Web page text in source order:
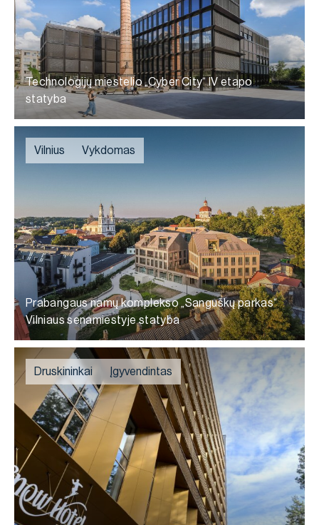
Technologijų miestelio „Cyber City“ IV etapo
statyba
Vilnius Vykdomas
Prabangaus namų komplekso „Sanguškų parkas“
Vilniaus senamiestyje statyba
Druskininkai Įgyvendintas